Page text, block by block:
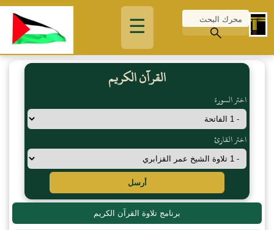
☰
القرآن الكريم
اختر السورة
اختر القارئ
أرسل
برنامج تلاوة القرآن الكريم